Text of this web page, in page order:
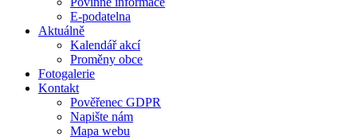
E-podatelna
Aktuálně
Kalendář akcí
Proměny obce
Fotogalerie
Kontakt
Pověřenec GDPR
Napište nám
Mapa webu